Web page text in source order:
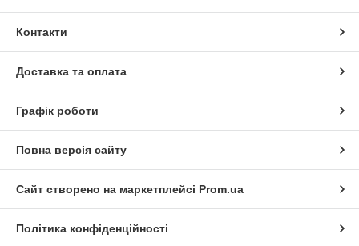
Контакти
Доставка та оплата
Графік роботи
Повна версія сайту
Сайт створено на маркетплейсі Prom.ua
Політика конфіденційності